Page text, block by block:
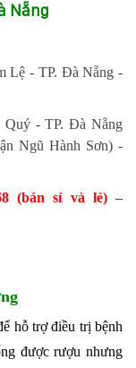
Nẵng
Lệ - TP. Đà Nẵng -
- TP. Đà Nẵng
Ngũ Hành Sơn) -
(bán sỉ và lẻ) –
hỗ trợ điều trị bệnh
được rượu nhưng